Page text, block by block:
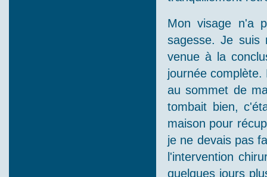
Mon visage n'a
sagesse. Je suis
venue à la
journée
au sommet de
tombait bien,
maison pour
je ne devais pas
l'intervention
quelques jours